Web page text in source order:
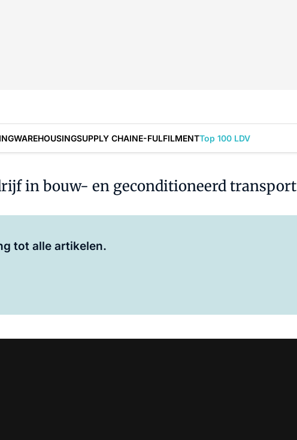
WAREHOUSINGSUPPLY CHAINE-FULFILMENTTop 100 LDV
in bouw- en geconditioneerd transport
tot alle artikelen.